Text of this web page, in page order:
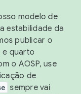
modelo de
estabilidade da
publicar o
e quarto
o AOSP, use
de
sempre vai